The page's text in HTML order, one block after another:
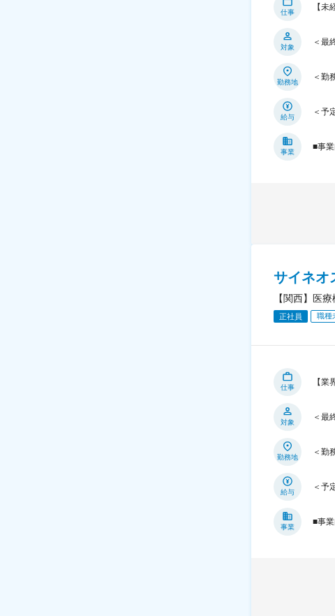
仕事
【
対象
＜最
勤務地
＜勤
給与
＜予
事業
■事
サイネオ
【関西】医
正社員 職種
仕事
【
対象
＜最
勤務地
＜勤
給与
＜予
事業
■事